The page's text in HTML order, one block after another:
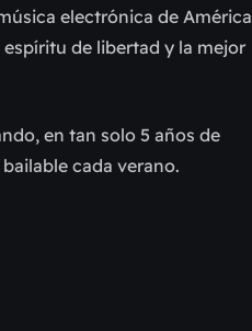
electrónica de América
de libertad y la mejor
en tan solo 5 años de
cada verano.